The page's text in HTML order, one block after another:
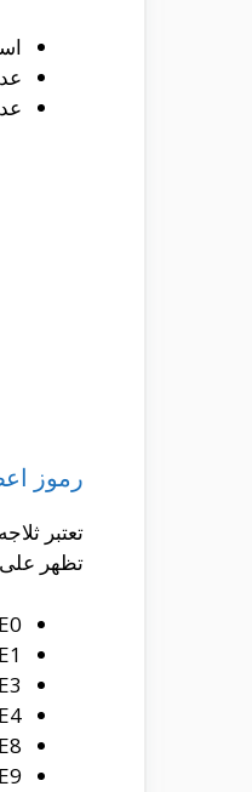
رموز
تعتبر
تظهر
E0 حساس الفريزر
E1 حساس ديفروست الفريزر
E3 حساس او ترموستات الثلاجة
E4 سخان ديفروست الفريزر
E8 ترموستات الايس ميكر
E9 توقف الايس ماشين صانع الثلج